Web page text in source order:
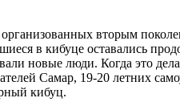
вторым
в кибуце оставались
новые люди. Когда это
Самар, 19-20 летних
кибуц.